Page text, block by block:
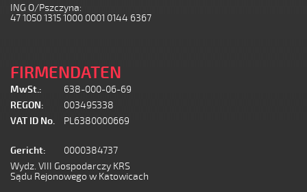
ING O/Pszczyna:
47 1050 1315 1000 0001 0144 6367
FIRMENDATEN
MwSt.:
638-000-06-69
REGON:
003495338
VAT ID No.
PL6380000669
Gericht:
0000384737
Wydz. VIII Gospodarczy KRS
Sądu Rejonowego w Katowicach